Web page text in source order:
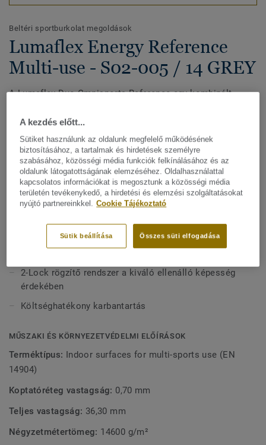
Beltéri sportburkolat megoldások
Lumaflex Energy Reference
Multi-use - S02-005 / 14 GREY
A Lumaflex Duo Omnisports Reference egy kombinált
mm-es Omnisports Reference PVC felső rétegből áll. A
legnagyobb ütéselnyelést biztosító modellünkként
egyedülálló védelmet, komfortot és csúcsteljesítményt
biztosít a sportolók számára az egyetemi és
professzionális sportlétesítményekben, a különböző
sportágakban történő használathoz. A védjegyünket jelentő
Top Clean XP felületvédelemmel van lekezelve a rendkívüli
Mutasson többet
FŐBB JELLEMZŐK
Franciaországban készül
Optimális komfort és védelem a sportolók számára
2-Lock rögzítő rendszer a kiváló ellenálló képesség
érdekében
Költséghatékony karbantartás
MŰSZAKI ÉS KÖRNYEZETVÉDELMI ELŐÍRÁSOK
Terméktípus: Indoor surfaces for multi-sports use (EN
14904)
Koptatóréteg vastagság: 0,70 mm
Teljes vastagság: 36,30 mm
Négyzetmétertömeg: 14600 g/m²
A kezdés előtt...
Sütiket használunk az oldalunk megfelelő működésének
biztosításához, a tartalmak és hirdetések személyre
szabásához, közösségi média funkciók felkínálásához és az
oldalunk látogatottságának elemzéséhez. Oldalhasználattal
kapcsolatos információkat is megosztunk a közösségi média
területén tevékenykedő, a hirdetési és elemzési szolgáltatásokat
nyújtó partnereinkkel. Cookie Tájékoztató
Összes süti elfogadása
Sütik beállítása